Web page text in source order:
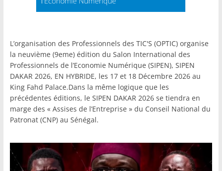
L’organisation des Professionnels des TIC'S (OPTIC) organise
la neuvième (9eme) édition du Salon International des
Professionnels de l’Economie Numérique (SIPEN), SIPEN
DAKAR 2026, EN HYBRIDE, les 17 et 18 Décembre 2026 au
King Fahd Palace.Dans la même logique que les
précédentes éditions, le SIPEN DAKAR 2026 se tiendra en
marge des « Assises de l’Entreprise » du Conseil National du
Patronat (CNP) au Sénégal.